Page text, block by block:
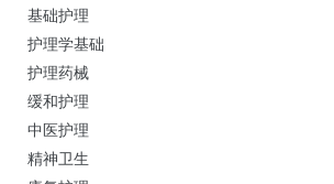
基础护理
护理学基础
护理药械
缓和护理
中医护理
精神卫生